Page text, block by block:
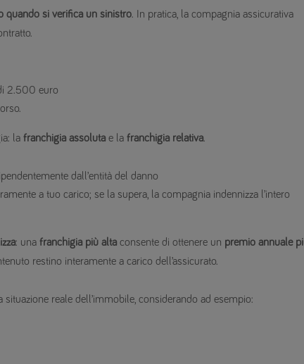
quando si verifica un sinistro. In pratica, la compagnia assicurativa
2.500 euro
la franchigia assolutae la franchigia relativa.
dall’entità del danno
a tuo carico; se la supera, la compagnia indennizza l’intero
: unafranchigia più altaconsente di ottenere un premio annuale
restino interamente a carico dell’assicurato.
reale dell’immobile, considerando ad esempio: